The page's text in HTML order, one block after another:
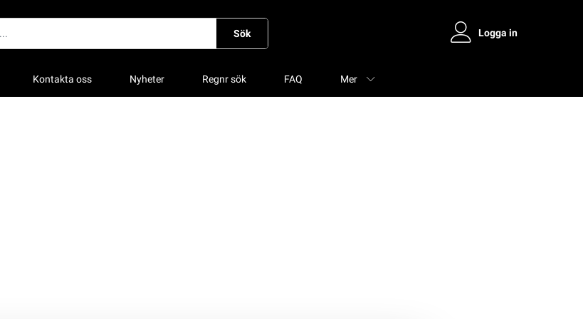
Sök Logga in
Kontakta oss Nyheter Regnr sök FAQ Mer